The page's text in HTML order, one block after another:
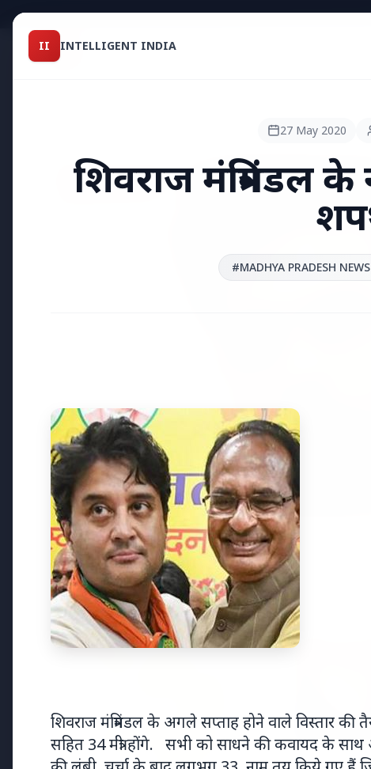
II Intelligent India
TOP STORIES
Top Stories
TOP STORIES
20 May
II INTELLIGENT INDIA
27 May 2020
शिवराज मंत्रिमंडल के
#MADHYA PRADESH NEWS
शिवराज मंत्रिमंडल के अगले सप्ताह होने वाले विस्तार की
सहित 34 मंत्री होंगे. सभी को साधने की कवायद के